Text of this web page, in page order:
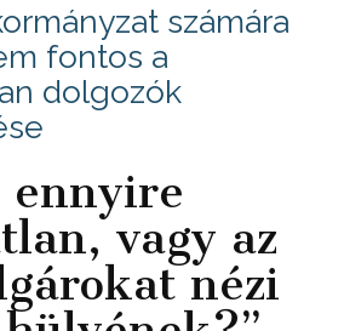
számára
fontos a
dolgozók
ennyire
vagy az
nézi